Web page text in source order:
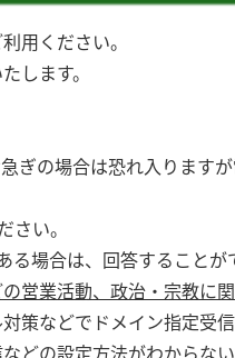
用ください。
します。
ぎの場合は恐れ入ります
さい。
場合は、回答すること
営業活動、政治・宗教に
策などでドメイン指定